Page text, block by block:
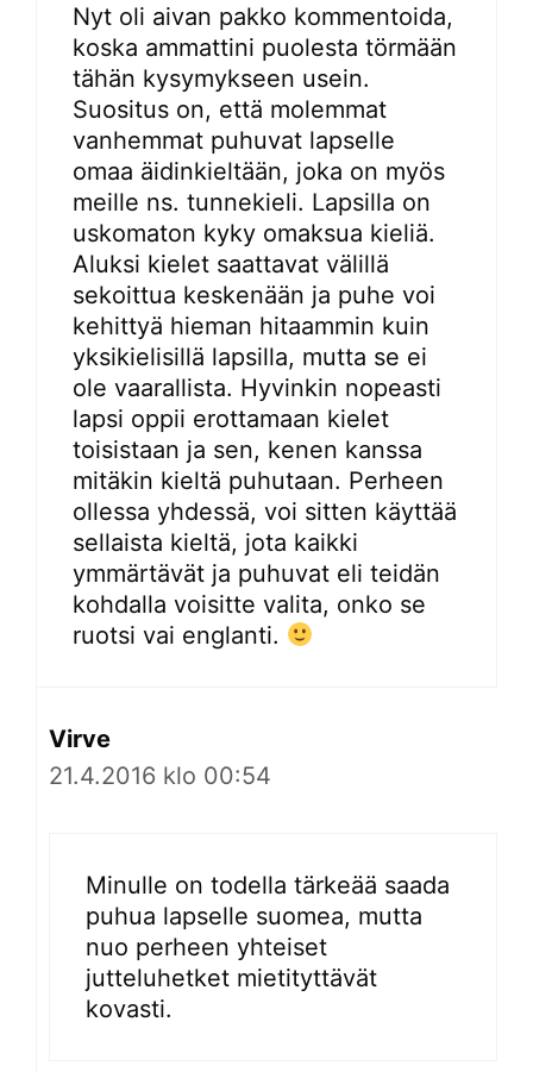
Nyt oli aivan pakko kommentoida,
koska ammattini puolesta törmään
tähän kysymykseen usein.
Suositus on, että molemmat
vanhemmat puhuvat lapselle
omaa äidinkieltään, joka on myös
meille ns. tunnekieli. Lapsilla on
uskomaton kyky omaksua kieliä.
Aluksi kielet saattavat välillä
sekoittua keskenään ja puhe voi
kehittyä hieman hitaammin kuin
yksikielisillä lapsilla, mutta se ei
ole vaarallista. Hyvinkin nopeasti
lapsi oppii erottamaan kielet
toisistaan ja sen, kenen kanssa
mitäkin kieltä puhutaan. Perheen
ollessa yhdessä, voi sitten käyttää
sellaista kieltä, jota kaikki
ymmärtävät ja puhuvat eli teidän
kohdalla voisitte valita, onko se
ruotsi vai englanti.
Virve
21.4.2016 klo 00:54
Minulle on todella tärkeää saada
puhua lapselle suomea, mutta
nuo perheen yhteiset
jutteluhetket mietityttävät
kovasti.